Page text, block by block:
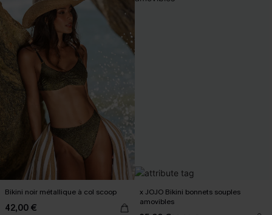
Bikini noir métallique à col scoop
42,00 €
x JOJO Bikini bonnets souples
amovibles